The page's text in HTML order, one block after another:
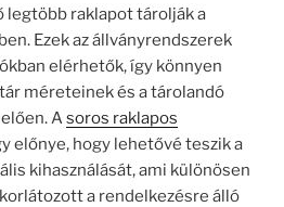
legtöbb raklapot tárolják a
Ezek az állványrendszerek
elérhetők, így könnyen
méreteinek és a tárolandó
A soros raklapos
előnye, hogy lehetővé teszik a
kihasználását, ami különösen
a rendelkezésre álló